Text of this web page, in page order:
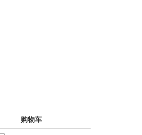
购物车